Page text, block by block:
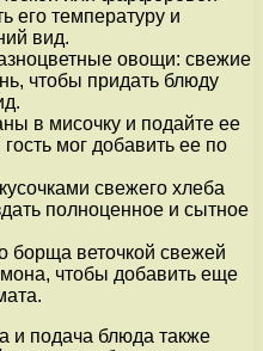
его температуру и
вид.
овощи: свежие
чтобы придать блюду
в мисочку и подайте ее
мог добавить ее по
свежего хлеба
полноценное и сытное
борща веточкой свежей
чтобы добавить еще
и подача блюда также